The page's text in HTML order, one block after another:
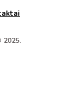
2025.